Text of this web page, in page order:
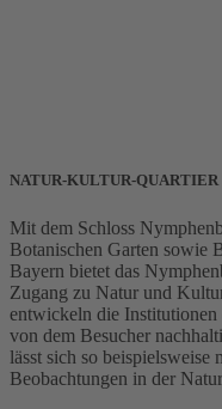
NATUR-KULTUR-QUARTIER
Mit dem Schloss
Botanischen Garten sowie
Bayern bietet das
Zugang zu Natur und
entwickeln die
von dem Besucher
lässt sich so
Beobachtungen in der